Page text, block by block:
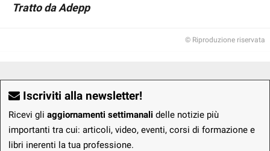
Tratto da Adepp
© Riproduzione riservata
Iscriviti alla newsletter!
Ricevi gli aggiornamenti settimanali delle notizie più
importanti tra cui: articoli, video, eventi, corsi di formazione e
libri inerenti la tua professione.